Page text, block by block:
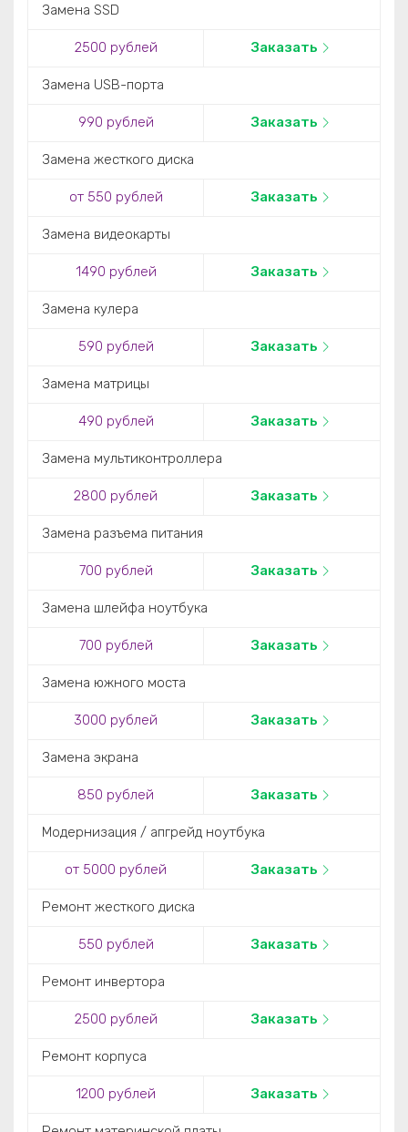
Замена SSD
2500 рублей Заказать
Замена USB-порта
990 рублей Заказать
Замена жесткого диска
от 550 рублей Заказать
Замена видеокарты
1490 рублей Заказать
Замена кулера
590 рублей Заказать
Замена матрицы
490 рублей Заказать
Замена мультиконтроллера
2800 рублей Заказать
Замена разъема питания
700 рублей Заказать
Замена шлейфа ноутбука
700 рублей Заказать
Замена южного моста
3000 рублей Заказать
Замена экрана
850 рублей Заказать
Модернизация / апгрейд ноутбука
от 5000 рублей Заказать
Ремонт жесткого диска
550 рублей Заказать
Ремонт инвертора
2500 рублей Заказать
Ремонт корпуса
1200 рублей Заказать